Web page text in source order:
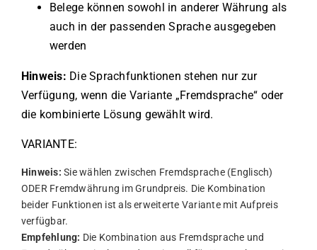
Belege können sowohl in anderer Währung als
auch in der passenden Sprache ausgegeben
werden
Hinweis: Die Sprachfunktionen stehen nur zur
Verfügung, wenn die Variante „Fremdsprache“ oder
die kombinierte Lösung gewählt wird.
VARIANTE:
Hinweis: Sie wählen zwischen Fremdsprache (Englisch)
ODER Fremdwährung im Grundpreis. Die Kombination
beider Funktionen ist als erweiterte Variante mit Aufpreis
verfügbar.
Empfehlung: Die Kombination aus Fremdsprache und